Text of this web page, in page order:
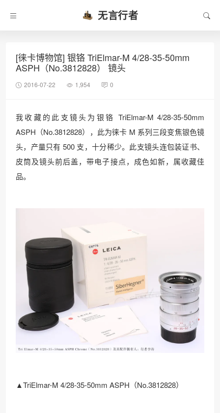
无言行者
[徕卡博物馆] 银铬 TriElmar-M 4/28-35-50mm
ASPH（No.3812828） 镜头
2016-07-22 1,954 0
我收藏的此支镜头为银铬 TriElmar-M 4/28-35-50mm
ASPH（No.3812828），此为徕卡 M 系列三段变焦银色镜
头，产量只有 500 支，十分稀少。此支镜头连包装证书、
皮筒及镜头前后盖，带电子接点，成色如新，属收藏佳
品。
▲TriElmar-M 4/28-35-50mm ASPH（No.3812828）